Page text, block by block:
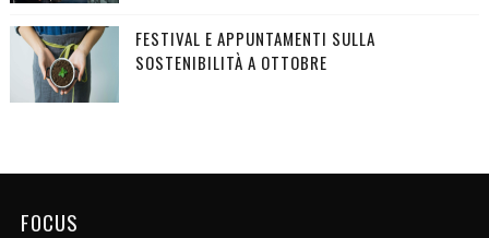
FESTIVAL E APPUNTAMENTI SULLA
SOSTENIBILITÀ A OTTOBRE
FOCUS